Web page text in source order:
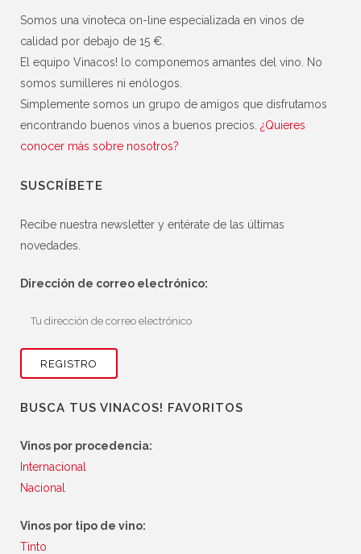
Somos una vinoteca on-line especializada en vinos de
calidad por debajo de 15 €.
El equipo Vinacos! lo componemos amantes del vino. No
somos sumilleres ni enólogos.
Simplemente somos un grupo de amigos que disfrutamos
encontrando buenos vinos a buenos precios. ¿Quieres
conocer más sobre nosotros?
SUSCRÍBETE
Recibe nuestra newsletter y entérate de las últimas
novedades.
Dirección de correo electrónico:
BUSCA TUS VINACOS! FAVORITOS
Vinos por procedencia:
Internacional
Nacional
Vinos por tipo de vino:
Tinto